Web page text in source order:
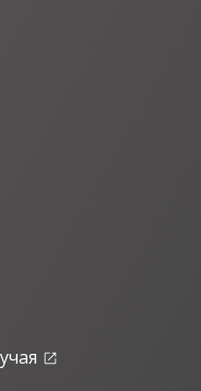
launch